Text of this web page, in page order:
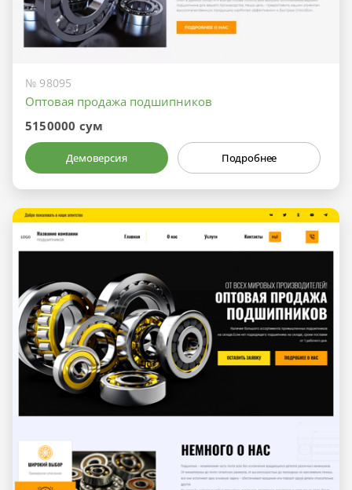
№ 98095
Оптовая продажа подшипников
5150000 сум
Демоверсия Подробнее